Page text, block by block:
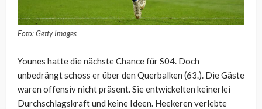
Foto: Getty Images
Younes hatte die nächste Chance für S04. Doch
unbedrängt schoss er über den Querbalken (63.). Die Gäste
waren offensiv nicht präsent. Sie entwickelten keinerlei
Durchschlagskraft und keine Ideen. Heekeren verlebte